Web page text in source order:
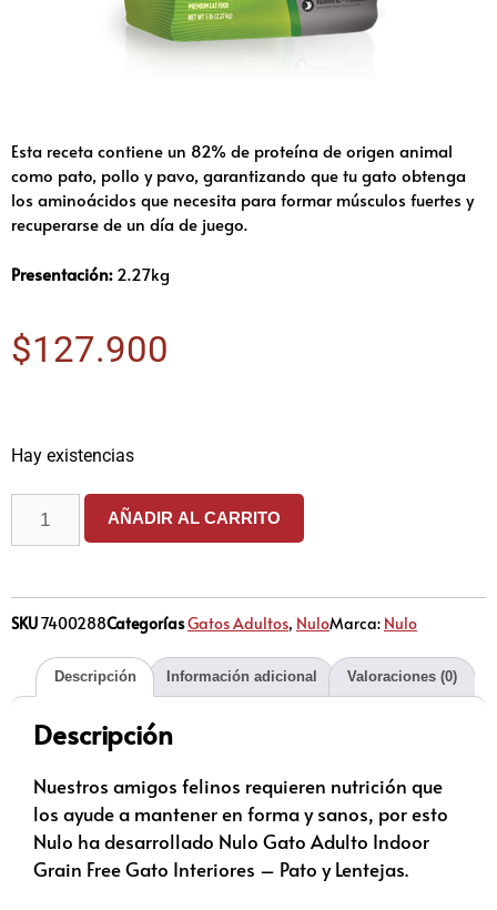
Esta receta contiene un 82% de proteína de origen animal
como pato, pollo y pavo, garantizando que tu gato obtenga
los aminoácidos que necesita para formar músculos fuertes y
recuperarse de un día de juego.
Presentación:2.27kg
$127.900
Hay existencias
AÑADIR AL CARRITO
SKU7400288CategoríasGatos Adultos, NuloMarca: Nulo
Descripción Información adicional Valoraciones (0)
Descripción
Nuestros amigos felinos requieren nutrición que
los ayude a mantener en forma y sanos, por esto
Nulo ha desarrollado Nulo Gato Adulto Indoor
Grain Free Gato Interiores – Pato y Lentejas.